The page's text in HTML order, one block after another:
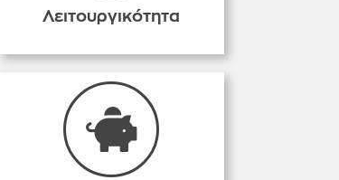
Λειτουργικότητα